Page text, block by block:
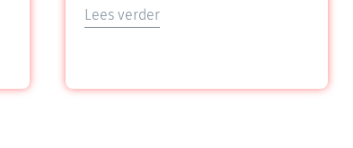
Lees verder